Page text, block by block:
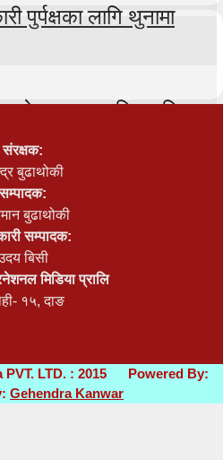
लागि थुनामा
सम्मका लागि स्थगित
बनायो ‘भूमि समस्या
संरक्षक:
बुढाथोकी
बुढाथोकी
सम्पादक:
बिसी
मिडिया प्रालि
१५, दाङ
PVT. LTD. : 2015 Powered By:
Gehendra Kanwar